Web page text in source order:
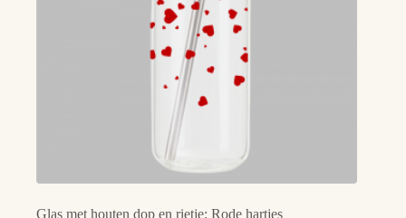
Glas met houten dop en rietje: Rode hartjes